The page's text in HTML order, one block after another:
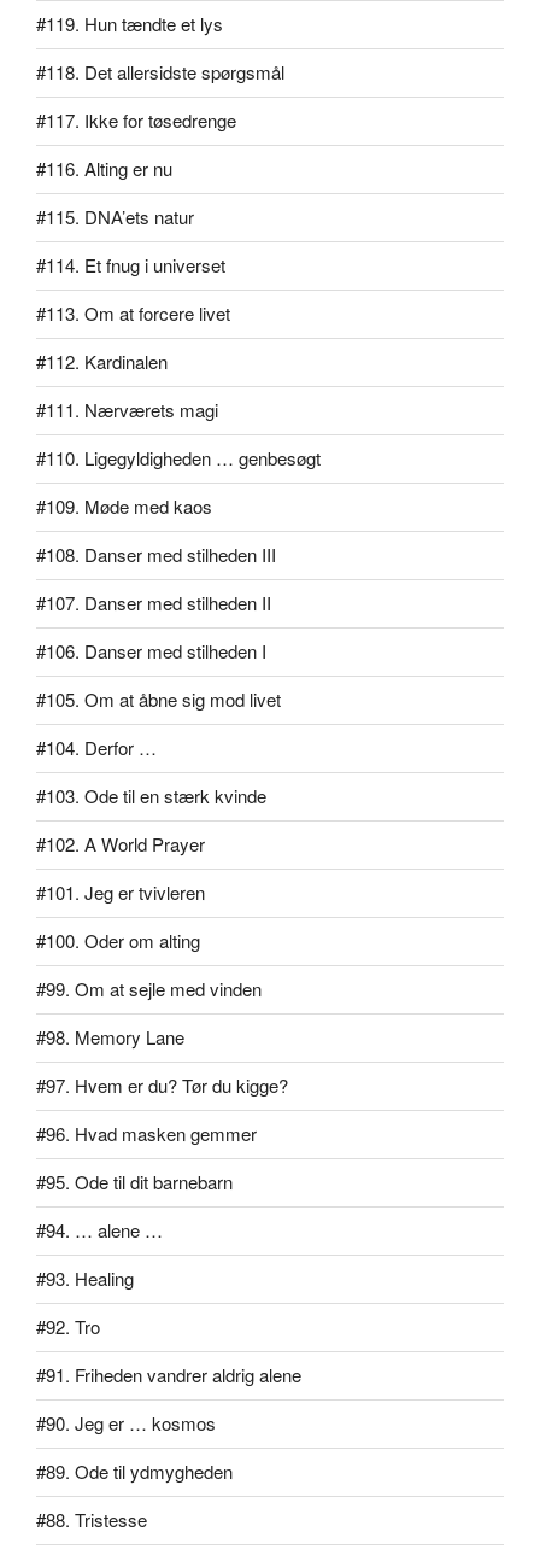
#119. Hun tændte et lys
#118. Det allersidste spørgsmål
#117. Ikke for tøsedrenge
#116. Alting er nu
#115. DNA’ets natur
#114. Et fnug i universet
#113. Om at forcere livet
#112. Kardinalen
#111. Nærværets magi
#110. Ligegyldigheden … genbesøgt
#109. Møde med kaos
#108. Danser med stilheden III
#107. Danser med stilheden II
#106. Danser med stilheden I
#105. Om at åbne sig mod livet
#104. Derfor …
#103. Ode til en stærk kvinde
#102. A World Prayer
#101. Jeg er tvivleren
#100. Oder om alting
#99. Om at sejle med vinden
#98. Memory Lane
#97. Hvem er du? Tør du kigge?
#96. Hvad masken gemmer
#95. Ode til dit barnebarn
#94. … alene …
#93. Healing
#92. Tro
#91. Friheden vandrer aldrig alene
#90. Jeg er … kosmos
#89. Ode til ydmygheden
#88. Tristesse